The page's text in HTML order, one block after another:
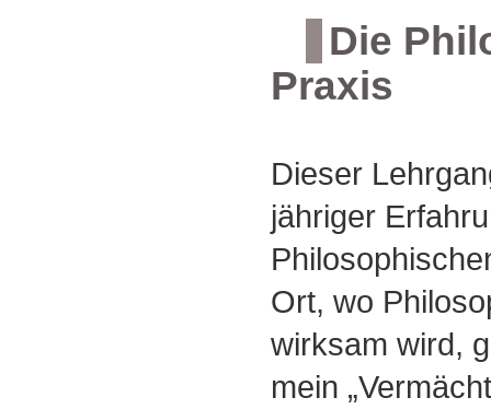
Die
Praxis
Dieser
jähriger
Ort, wo
wirksam wird,
mein